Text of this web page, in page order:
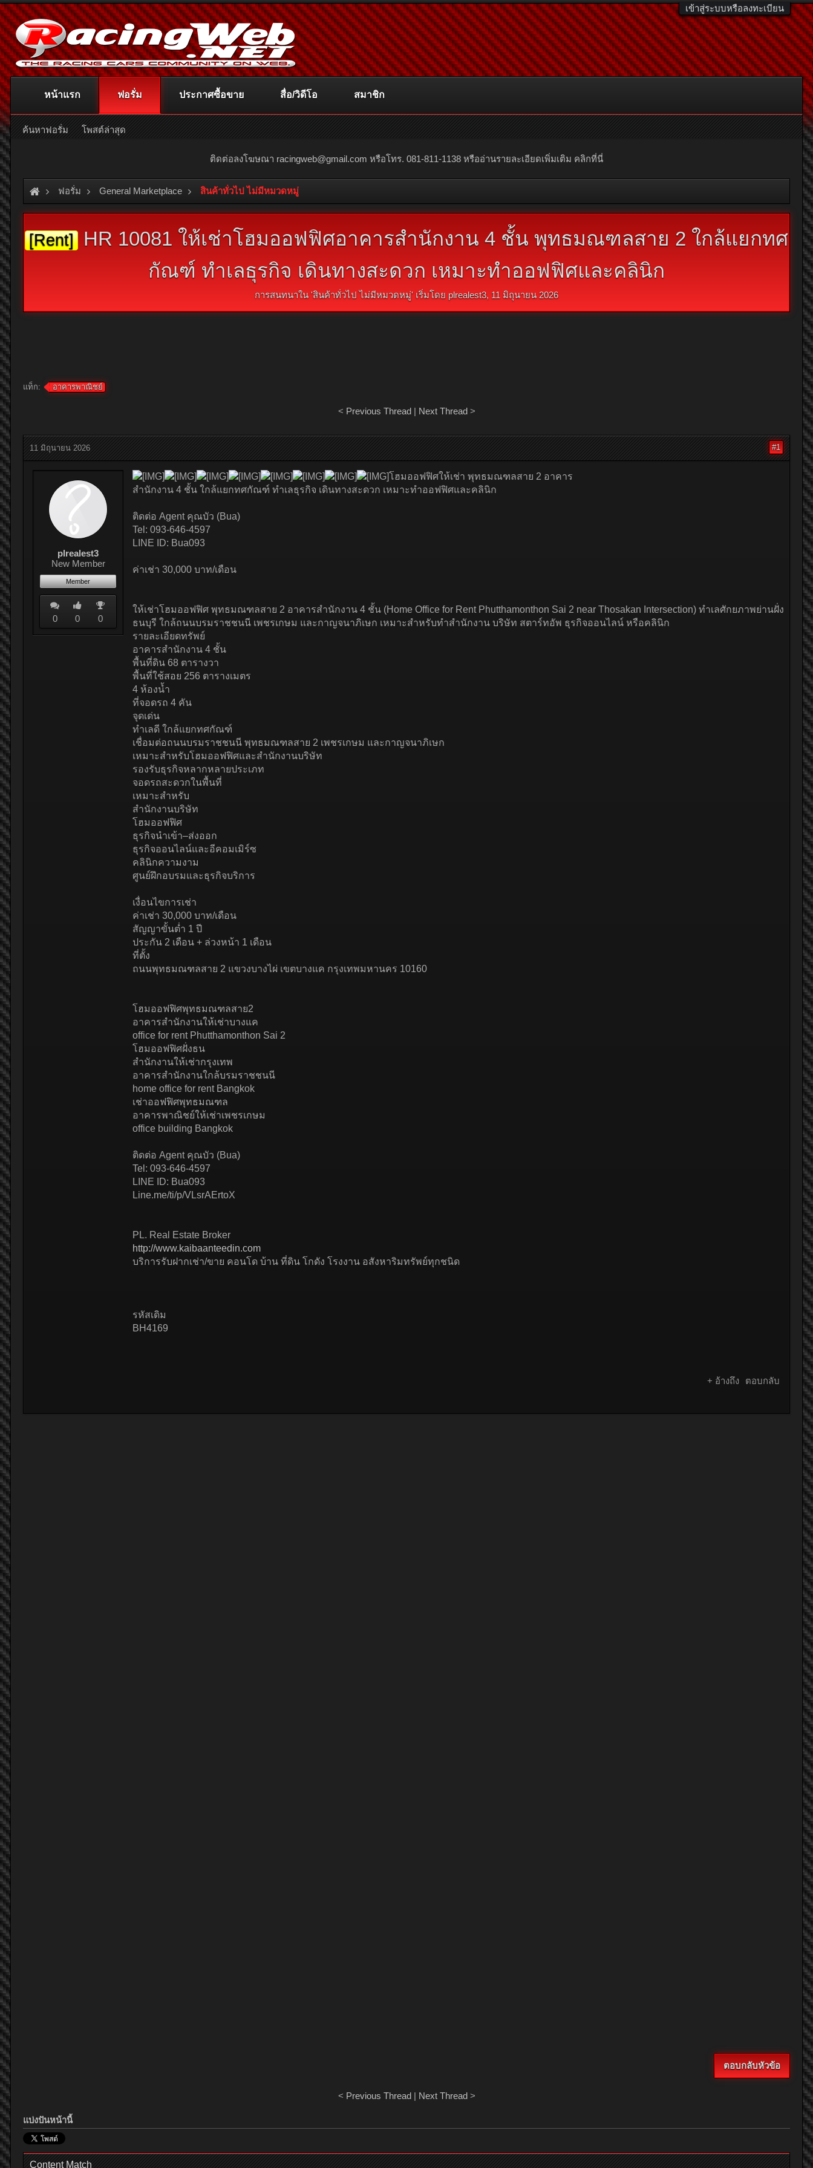
เข้าสู่ระบบหรือลงทะเบียน
ติดต่อลงโฆษณา racingweb@gmail.com หรือโทร. 081-811-1138 หรืออ่านรายละเอียดเพิ่มเติม คลิกที่นี่
ฟอรั่ม General Marketplace สินค้าทั่วไป ไม่มีหมวดหมู่
[Rent] HR 10081 ให้เช่าโฮมออฟฟิศอาคารสำนักงาน 4 ชั้น พุทธมณฑลสาย 2 ใกล้แยกทศ
กัณฑ์ ทำเลธุรกิจ เดินทางสะดวก เหมาะทำออฟฟิศและคลินิก
การสนทนาใน 'สินค้าทั่วไป ไม่มีหมวดหมู่' เริ่มโดย plrealest3, 11 มิถุนายน 2026
แท็ก: อาคารพาณิชย์
< Previous Thread| Next Thread>
11 มิถุนายน 2026 #1
plrealest3
New Member
Member
0 0 0
โฮมออฟฟิศให้เช่า พุทธมณฑลสาย 2 อาคาร
สำนักงาน 4 ชั้น ใกล้แยกทศกัณฑ์ ทำเลธุรกิจ เดินทางสะดวก เหมาะทำออฟฟิศและคลินิก
ติดต่อ Agent คุณบัว (Bua)
Tel: 093-646-4597
LINE ID: Bua093
ค่าเช่า 30,000 บาท/เดือน
ให้เช่าโฮมออฟฟิศ พุทธมณฑลสาย 2 อาคารสำนักงาน 4 ชั้น (Home Office for Rent Phutthamonthon Sai 2 near Thosakan Intersection) ทำเลศักยภาพย่านฝั่ง
ธนบุรี ใกล้ถนนบรมราชชนนี เพชรเกษม และกาญจนาภิเษก เหมาะสำหรับทำสำนักงาน บริษัท สตาร์ทอัพ ธุรกิจออนไลน์ หรือคลินิก
รายละเอียดทรัพย์
อาคารสำนักงาน 4 ชั้น
พื้นที่ดิน 68 ตารางวา
พื้นที่ใช้สอย 256 ตารางเมตร
4 ห้องน้ำ
ที่จอดรถ 4 คัน
จุดเด่น
ทำเลดี ใกล้แยกทศกัณฑ์
เชื่อมต่อถนนบรมราชชนนี พุทธมณฑลสาย 2 เพชรเกษม และกาญจนาภิเษก
เหมาะสำหรับโฮมออฟฟิศและสำนักงานบริษัท
รองรับธุรกิจหลากหลายประเภท
จอดรถสะดวกในพื้นที่
เหมาะสำหรับ
สำนักงานบริษัท
โฮมออฟฟิศ
ธุรกิจนำเข้า–ส่งออก
ธุรกิจออนไลน์และอีคอมเมิร์ซ
คลินิกความงาม
ศูนย์ฝึกอบรมและธุรกิจบริการ
เงื่อนไขการเช่า
ค่าเช่า 30,000 บาท/เดือน
สัญญาขั้นต่ำ 1 ปี
ประกัน 2 เดือน + ล่วงหน้า 1 เดือน
ที่ตั้ง
ถนนพุทธมณฑลสาย 2 แขวงบางไผ่ เขตบางแค กรุงเทพมหานคร 10160
โฮมออฟฟิศพุทธมณฑลสาย2
อาคารสำนักงานให้เช่าบางแค
office for rent Phutthamonthon Sai 2
โฮมออฟฟิศฝั่งธน
สำนักงานให้เช่ากรุงเทพ
อาคารสำนักงานใกล้บรมราชชนนี
home office for rent Bangkok
เช่าออฟฟิศพุทธมณฑล
อาคารพาณิชย์ให้เช่าเพชรเกษม
office building Bangkok
ติดต่อ Agent คุณบัว (Bua)
Tel: 093-646-4597
LINE ID: Bua093
Line.me/ti/p/VLsrAErtoX
PL. Real Estate Broker
http://www.kaibaanteedin.com
บริการรับฝากเช่า/ขาย คอนโด บ้าน ที่ดิน โกดัง โรงงาน อสังหาริมทรัพย์ทุกชนิด
รหัสเดิม
BH4169
+ อ้างถึง ตอบกลับ
ตอบกลับหัวข้อ
< Previous Thread| Next Thread>
แบ่งปันหน้านี้
Content Match
หน้าแรก ฟอรั่ม
ค้นหาฟอรั่ม โพสต์ล่าสุด
ประกาศซื้อขาย สื่อ/วิดีโอ สมาชิก